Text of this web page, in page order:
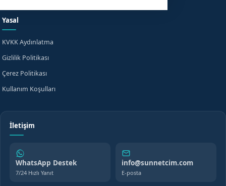
Yasal
KVKK Aydınlatma
Gizlilik Politikası
Çerez Politikası
Kullanım Koşulları
İletişim
WhatsApp Destek
7/24 Hızlı Yanıt
info@sunnetcim.com
E-posta